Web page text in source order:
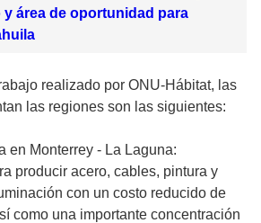
y área de oportunidad para
realizado por ONU-Hábitat, las
las regiones son las siguientes:
en Monterrey - La Laguna:
producir acero, cables, pintura y
con un costo reducido de
como una importante concentración